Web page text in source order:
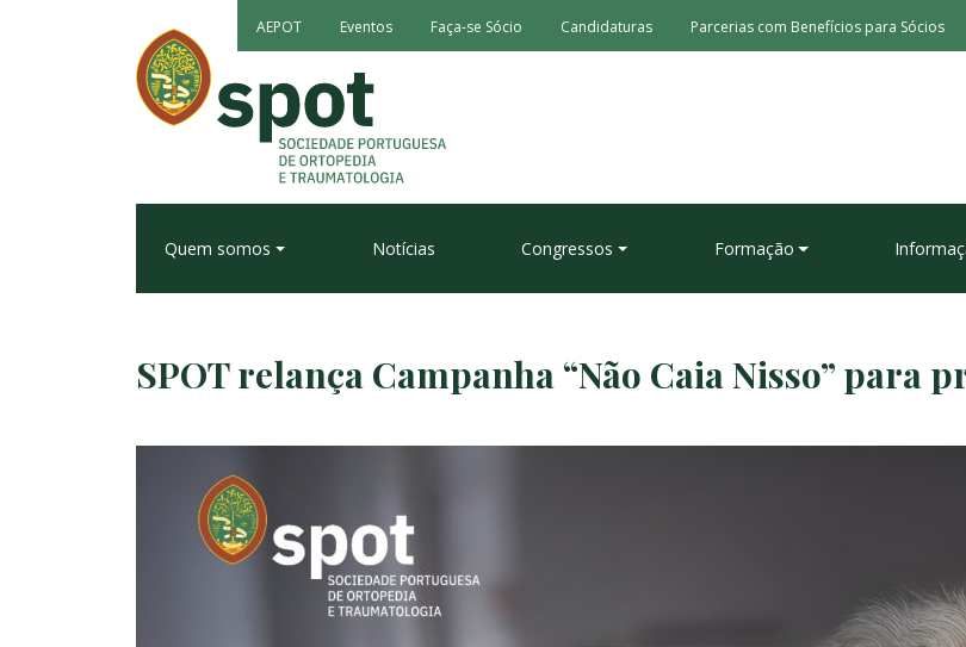
AEPOT Eventos Faça-se Sócio Candidaturas Parcerias com Benefícios para Sócios
Quem somos Notícias Congressos Formação
SPOT relança Campanha “Não Caia Nisso” para